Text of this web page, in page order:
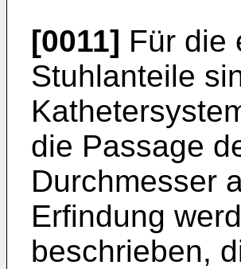
[0011] Für die
Stuhlanteile
die Passage
Durchmesser
Erfindung
beschrieben,